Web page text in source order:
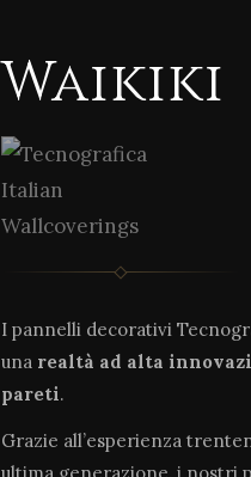
Waikiki
I pannelli decorativi
una realtà ad alta
pareti.
Grazie all’esperienza
ultima generazione, i nostri